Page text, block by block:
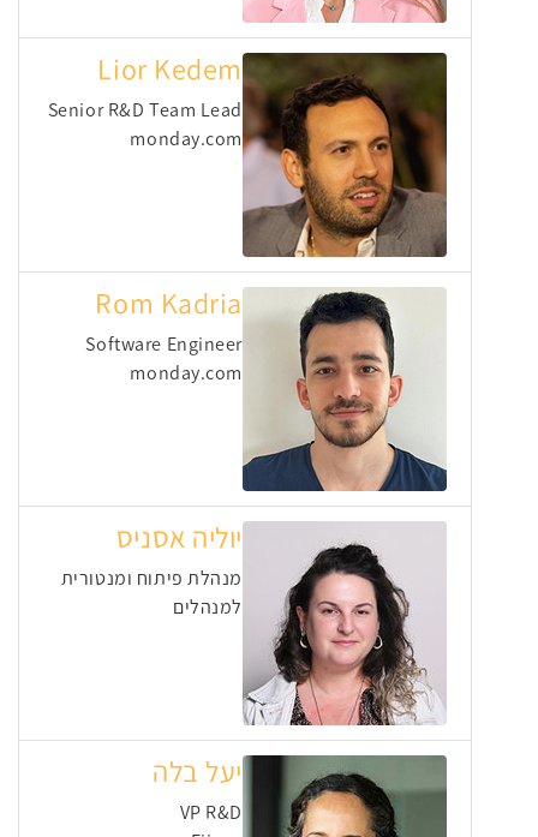
Lior Kedem
Senior R&D Team Lead
monday.com
Rom Kadria
Software Engineer
monday.com
יוליה אסניס
מנהלת פיתוח ומנטורית
למנהלים
יעל בלה
VP R&D